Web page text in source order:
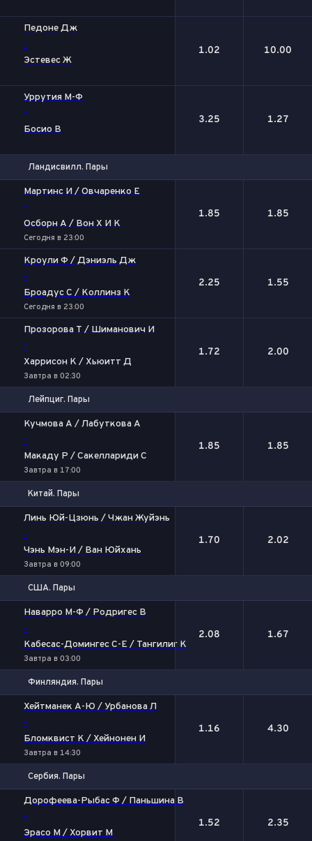
Педоне Дж
-
Эстевес Ж
1.02 10.00
Уррутия М-Ф
-
Босио В
3.25 1.27
Ландисвилл. Пары
Мартинс И / Овчаренко Е
-
Осборн А / Вон Х И К
Сегодня в 23:00
1.85 1.85
Кроули Ф / Дэниэль Дж
-
Броадус С / Коллинз К
Сегодня в 23:00
2.25 1.55
Прозорова Т / Шиманович И
-
Харрисон К / Хьюитт Д
Завтра в 02:30
1.72 2.00
Лейпциг. Пары
Кучмова А / Лабуткова А
-
Макаду Р / Сакеллариди С
Завтра в 17:00
1.85 1.85
Китай. Пары
Линь Юй-Цзюнь / Чжан Жуйэнь
-
Чэнь Мэн-И / Ван Юйхань
Завтра в 09:00
1.70 2.02
США. Пары
Наварро М-Ф / Родригес В
-
Кабесас-Домингес С-Е / Тангилиг К
Завтра в 03:00
2.08 1.67
Финляндия. Пары
Хейтманек А-Ю / Урбанова Л
-
Бломквист К / Хейнонен И
Завтра в 14:30
1.16 4.30
Сербия. Пары
Дорофеева-Рыбас Ф / Паньшина В
-
Эрасо М / Хорвит М
1.52 2.35